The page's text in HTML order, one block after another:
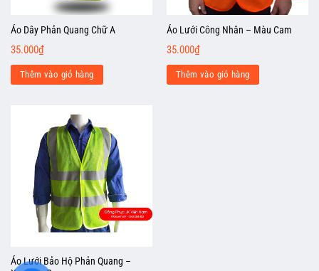
Áo Dây Phản Quang Chữ A
35.000₫
Thêm vào giỏ hàng
Áo Lưới Công Nhân – Màu Cam
35.000₫
Thêm vào giỏ hàng
Áo Lưới Bảo Hộ Phản Quang –